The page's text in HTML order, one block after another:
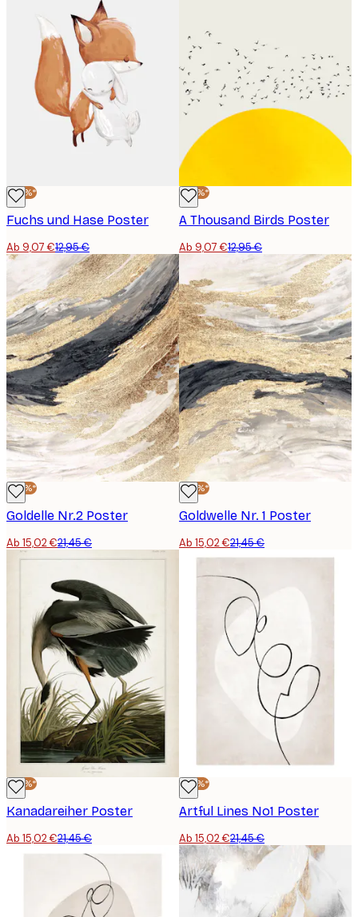
-30%*
Fuchs und Hase Poster
Ab 9,07 €12,95 €
-30%*
A Thousand Birds Poster
Ab 9,07 €12,95 €
-30%*
Goldelle Nr.2 Poster
Ab 15,02 €21,45 €
-30%*
Goldwelle Nr. 1 Poster
Ab 15,02 €21,45 €
-30%*
Kanadareiher Poster
Ab 15,02 €21,45 €
-30%*
Artful Lines No1 Poster
Ab 15,02 €21,45 €